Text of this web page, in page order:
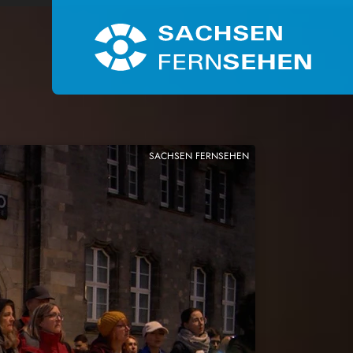
SACHSEN FERNSEHEN